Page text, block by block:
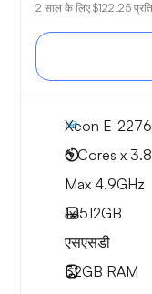
2 साल के लिए $122.25
Xeon E-
6 Cores x
Max 4.9GHz
1x512GB
एसएसडी
32GB RAM